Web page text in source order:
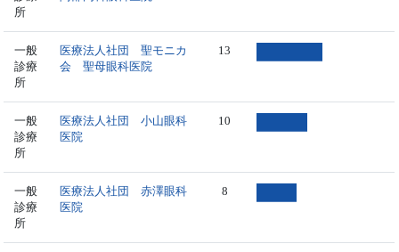
所
一般
診療
所
医療法人社団 聖モニカ
会 聖母眼科医院
13
一般
診療
所
医療法人社団 小山眼科
医院
10
一般
診療
所
医療法人社団 赤澤眼科
医院
8